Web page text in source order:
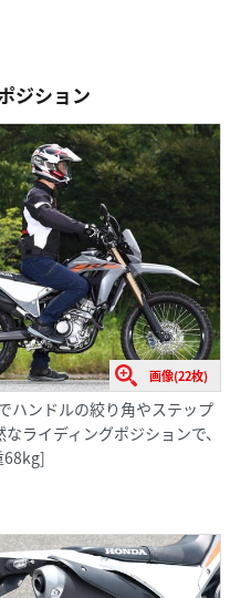
ジション
画像(22枚)
ハンドルの絞り角やステップ
ライディングポジションで、
68kg]